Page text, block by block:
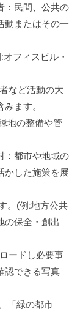
民間、公共の
動またはその一
ィスビル・
ど活動の大
ます。
の整備や管
都市や地域の
かした施策を展
(例:地方公共
の保全・創出
ードし必要事
認できる写真
緑の都市